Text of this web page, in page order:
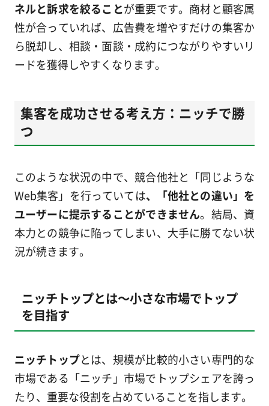
ネルと訴求を絞ることが重要です。商材と顧客属
性が合っていれば、広告費を増やすだけの集客か
ら脱却し、相談・面談・成約につながりやすいリ
ードを獲得しやすくなります。
集客を成功させる考え方：ニッチで勝
つ
このような状況の中で、競合他社と「同じような
Web集客」を行っていては、「他社との違い」を
ユーザーに提示することができません。結局、資
本力との競争に陥ってしまい、大手に勝てない状
況が続きます。
ニッチトップとは～小さな市場でトップ
を目指す
ニッチトップとは、規模が比較的小さい専門的な
市場である「ニッチ」市場でトップシェアを誇っ
たり、重要な役割を占めていることを指します。